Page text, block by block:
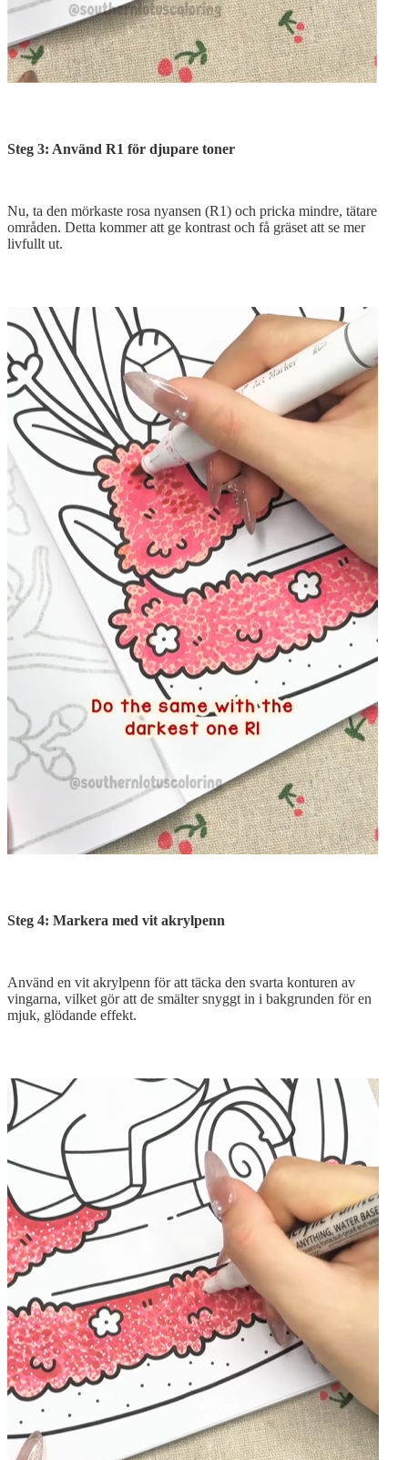
Steg 3: Använd R1 för djupare toner
Nu, ta den mörkaste rosa nyansen (R1) och pricka mindre, tätare
områden. Detta kommer att ge kontrast och få gräset att se mer
livfullt ut.
Steg 4: Markera med vit akrylpenn
Använd en vit akrylpenn för att täcka den svarta konturen av
vingarna, vilket gör att de smälter snyggt in i bakgrunden för en
mjuk, glödande effekt.